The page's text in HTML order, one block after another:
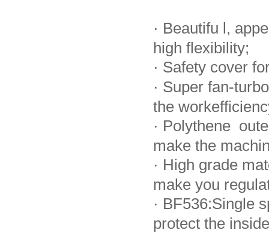
· Beautifu l,
high flexibility;
· Safety cover
· Super fan-
the
· Polythene
make the
· High grade
make you
· BF536:Single
protect the